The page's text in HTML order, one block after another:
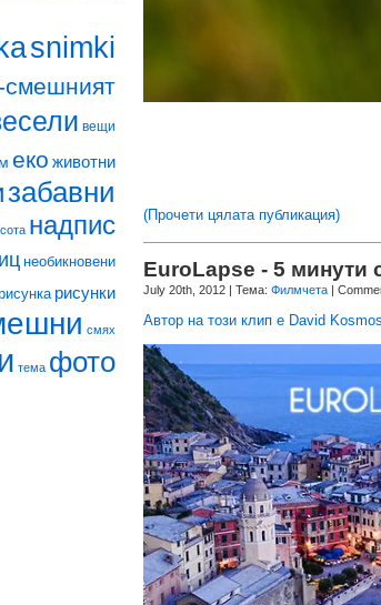
(Прочети цялата публикация)
EuroLapse - 5 минути
July 20th, 2012 | Тема: Филмчета
Автор на този клип е David
snimki
вещи
еко животни
забавни
надпис
необикновени
рисунки
смях
тема фото